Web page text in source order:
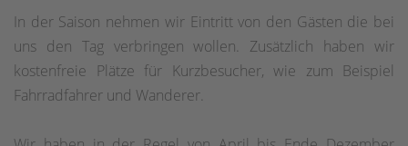
In der Saison nehmen wir Eintritt von den Gästen die bei
uns den Tag verbringen wollen. Zusätzlich haben wir
kostenfreie Plätze für Kurzbesucher, wie zum Beispiel
Fahrradfahrer und Wanderer.